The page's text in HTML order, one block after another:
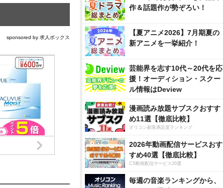
sponsored by 求人ボックス
作＆話題作が勢ぞろい！
【夏アニメ2026】7月期夏の
新アニメを一挙紹介！
芸能界を志す10代～20代を応
援！オーディション・スクー
ル情報はDeview
漫画読み放題サブスクおすす
め11選【徹底比較】
オリコン顧客満足度ランキング
2026年動画配信サービスおす
すめ40選【徹底比較】
CS動画配信サービス20選
毎週の音楽ランキングから、